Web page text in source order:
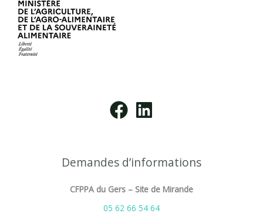
Demandes d’informations
CFPPA du Gers – Site de Mirande
05 62 66 54 64